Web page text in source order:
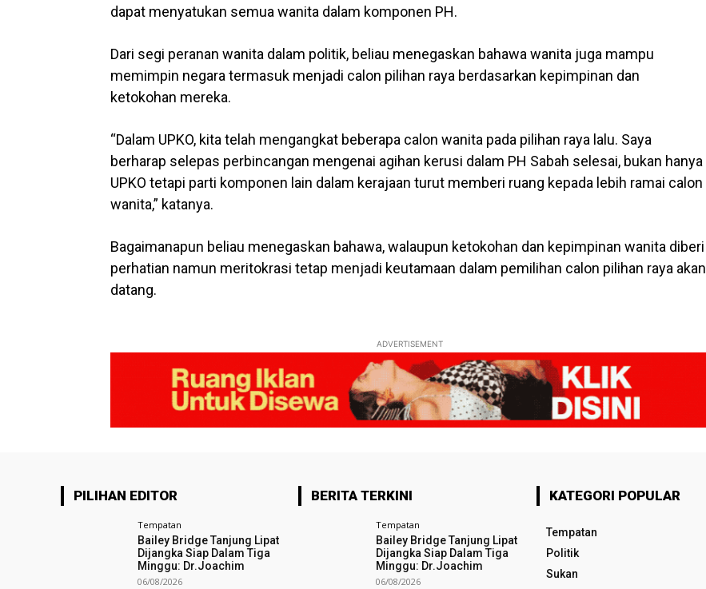
dapat menyatukan semua wanita dalam komponen PH.
Dari segi peranan wanita dalam politik, beliau menegaskan bahawa wanita juga mampu
memimpin negara termasuk menjadi calon pilihan raya berdasarkan kepimpinan dan
ketokohan mereka.
“Dalam UPKO, kita telah mengangkat beberapa calon wanita pada pilihan raya lalu. Saya
berharap selepas perbincangan mengenai agihan kerusi dalam PH Sabah selesai, bukan hanya
UPKO tetapi parti komponen lain dalam kerajaan turut memberi ruang kepada lebih ramai calon
wanita,” katanya.
Bagaimanapun beliau menegaskan bahawa, walaupun ketokohan dan kepimpinan wanita diberi
perhatian namun meritokrasi tetap menjadi keutamaan dalam pemilihan calon pilihan raya akan
datang.
ADVERTISEMENT
PILIHAN EDITOR
Tempatan
Bailey Bridge Tanjung Lipat
Dijangka Siap Dalam Tiga
Minggu: Dr.Joachim
06/08/2026
BERITA TERKINI
Tempatan
Bailey Bridge Tanjung Lipat
Dijangka Siap Dalam Tiga
Minggu: Dr.Joachim
06/08/2026
KATEGORI POPULAR
Tempatan
Politik
Sukan